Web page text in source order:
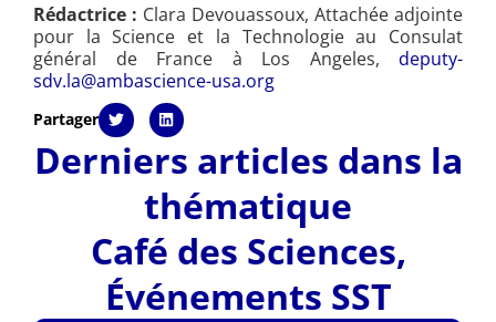
Rédactrice : Clara Devouassoux, Attachée adjointe
pour la Science et la Technologie au Consulat
général de France à Los Angeles, deputy-
sdv.la@ambascience-usa.org
Partager
Derniers articles dans la
thématique
Café des Sciences,
Événements SST